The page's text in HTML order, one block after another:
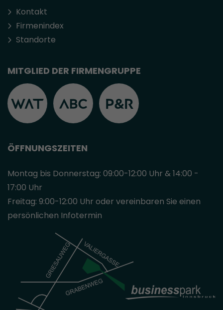
Kontakt
Firmenindex
Standorte
MITGLIED DER FIRMENGRUPPE
ÖFFNUNGSZEITEN
Montag bis Donnerstag: 09:00-12:00 Uhr & 14:00 -
17:00 Uhr
Freitag: 9:00-12:00 Uhr oder vereinbaren Sie einen
persönlichen Infotermin